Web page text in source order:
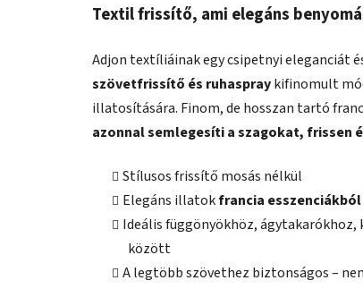
Textil frissítő, ami elegáns
Adjon textíliáinak egy csipetnyi eleganciát
szövetfrissítő és ruhaspraykifinomult
illatosítására. Finom, de hosszan tartó
azonnal semlegesíti a szagokat, frissen
Stílusos frissítő mosás nélkül
Elegáns illatokfrancia esszenciákból
Ideális függönyökhöz, ágytakarókhoz,
között
A legtöbb szövethez biztonságos –